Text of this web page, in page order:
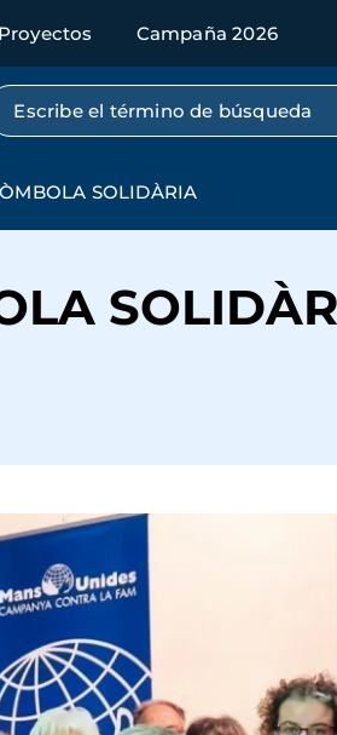
Proyectos Campaña 2026
Búsqueda por texto completo
SOLIDÀRIA